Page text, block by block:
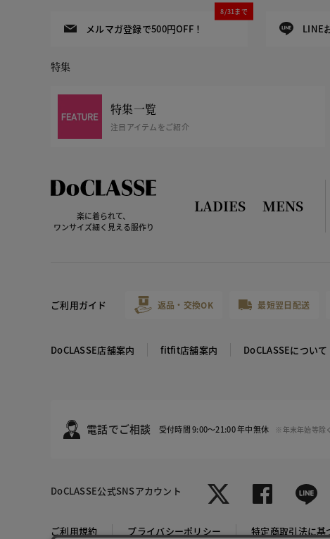
メルマガ登録で500円OFF！
8/31まで
LINE
特集
特集一覧
注目アイテムをご紹介
楽に着られて、
ワンサイズ細く見える服作り
LADIES MENS
ご利用ガイド 返品・交換OK 最短翌日配送
DoCLASSE店舗案内 fitfit店舗案内 DoCLASSEについて
電話でご相談 受付時間 9:00～21:00 年中無休 ※年末年始等除く
DoCLASSE公式SNSアカウント
ご利用規約 プライバシーポリシー 特定商取引法に基